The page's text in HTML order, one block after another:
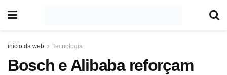
início da web Tecnologia
Bosch e Alibaba reforçam